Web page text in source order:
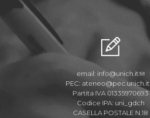
email: info@unich.it
PEC: ateneo@pec.unich.it
Partita IVA 01335970693
Codice IPA: uni_gdch
CASELLA POSTALE N.18